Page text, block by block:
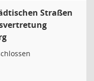
Straßen